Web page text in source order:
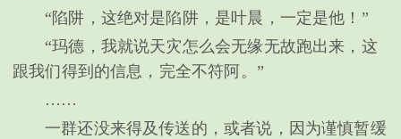
“陷阱，这绝对是陷阱，是叶晨，一定是他！”
“玛德，我就说天灾怎么会无缘无故跑出来，这
跟我们得到的信息，完全不符阿。”
……
一群还没来得及传送的，或者说，因为谨慎暂缓